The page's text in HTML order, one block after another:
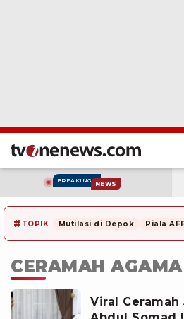
BREAKING NEWS
# TOPIK Mutilasi di Depok Piala
CERAMAH AGAMA
Viral